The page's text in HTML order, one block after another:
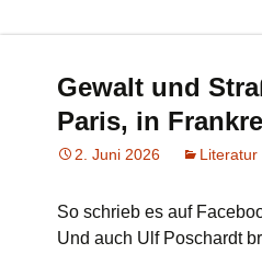
Gewalt und
Paris, in
2. Juni 2026 Literatur
So schrieb es auf
Und auch Ulf Poschardt